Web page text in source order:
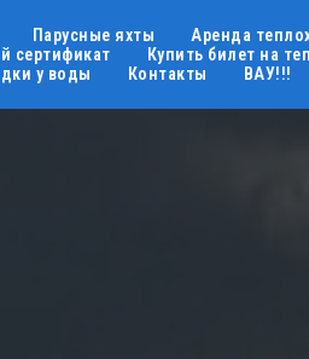
Парусные яхты Аренда
сертификат Купить билет на
у воды Контакты ВАУ!!!